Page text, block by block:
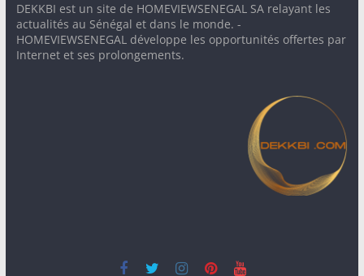
DEKKBI est un site de HOMEVIEWSENEGAL SA relayant les
actualités au Sénégal et dans le monde. -
HOMEVIEWSENEGAL développe les opportunités offertes par
Internet et ses prolongements.